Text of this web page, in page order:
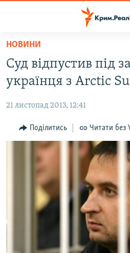
Перейти
основного
матеріалу
Перейти
до
навігації
Перейти
ВОДА.КРИМ
ВІДЕО ТА ФОТО
ПОЛІТИКА
БЛОГИ
ПОГЛЯД
ІНТЕРВ'Ю
ВСЕ ЗА ДЕНЬ
СПЕЦПРОЕКТИ
ЯК ОБІЙТИ БЛОКУВАННЯ
Русский
НОВИНИ
Суд відпустив під
українця з Arctic
21 листопад 2013, 12:41
Поділитись Читати без